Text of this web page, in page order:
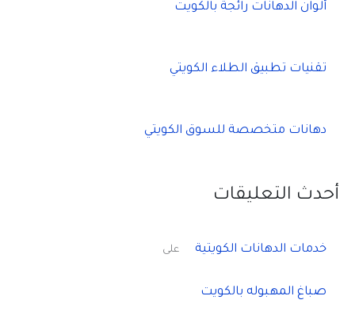
ألوان الدهانات رائجة بالكويت
تقنيات تطبيق الطلاء الكويتي
دهانات متخصصة للسوق الكويتي
أحدث التعليقات
خدمات الدهانات الكويتية على
صباغ المهبوله بالكويت